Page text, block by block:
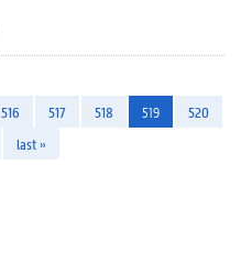
516 517 518 519
520
last »